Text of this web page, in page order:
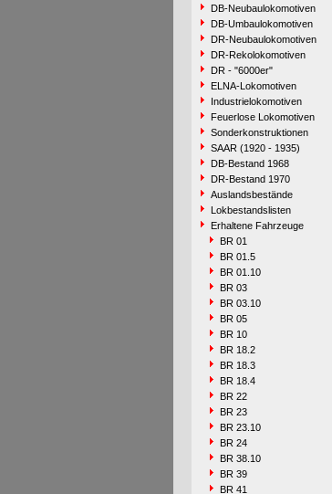
DB-Neubaulokomotiven
DB-Umbaulokomotiven
DR-Neubaulokomotiven
DR-Rekolokomotiven
DR - "6000er"
ELNA-Lokomotiven
Industrielokomotiven
Feuerlose Lokomotiven
Sonderkonstruktionen
SAAR (1920 - 1935)
DB-Bestand 1968
DR-Bestand 1970
Auslandsbestände
Lokbestandslisten
Erhaltene Fahrzeuge
BR 01
BR 01.5
BR 01.10
BR 03
BR 03.10
BR 05
BR 10
BR 18.2
BR 18.3
BR 18.4
BR 22
BR 23
BR 23.10
BR 24
BR 38.10
BR 39
BR 41